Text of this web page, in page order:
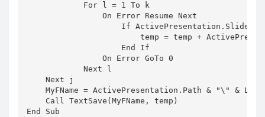
            For l = 1 To k
                On Error Resume Next
If
temp = temp +
                    End If
                On Error GoTo 0
            Next l
    Next j
MyFName = ActivePresentation.Path & "\" &
    Call TextSave(MyFName, temp)
End Sub